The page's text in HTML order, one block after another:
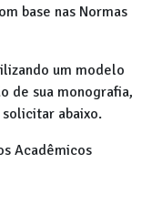
base nas Normas
um modelo
de sua monografia,
abaixo.
Acadêmicos